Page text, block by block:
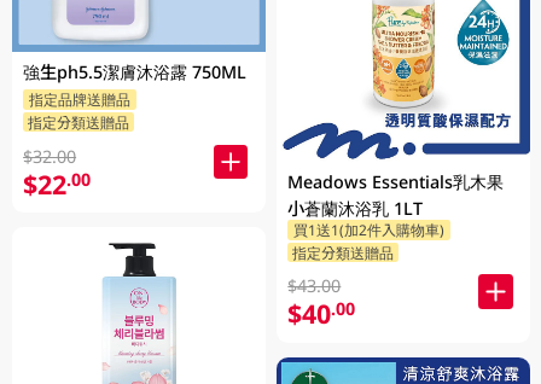
強生ph5.5潔膚沐浴露 750ML
指定品牌送贈品
指定分類送贈品
$32.00
$22.00
Meadows Essentials乳木果
小蒼蘭沐浴乳 1LT
買1送1(加2件入購物車)
指定分類送贈品
$43.00
$40.00